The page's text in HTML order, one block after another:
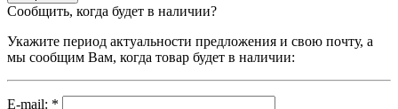
Сообщить, когда будет в наличии?
Укажите период актуальности предложения и свою почту, а
мы сообщим Вам, когда товар будет в наличии:
E-mail: *